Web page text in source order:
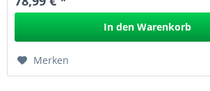
In den Warenkorb
Merken